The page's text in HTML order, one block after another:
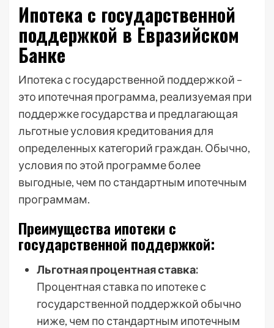
Ипотека с государственной
поддержкой в Евразийском
Банке
Ипотека с государственной поддержкой –
это ипотечная программа, реализуемая при
поддержке государства и предлагающая
льготные условия кредитования для
определенных категорий граждан. Обычно,
условия по этой программе более
выгодные, чем по стандартным ипотечным
программам.
Преимущества ипотеки с
государственной поддержкой:
Льготная процентная ставка:
Процентная ставка по ипотеке с
государственной поддержкой обычно
ниже, чем по стандартным ипотечным